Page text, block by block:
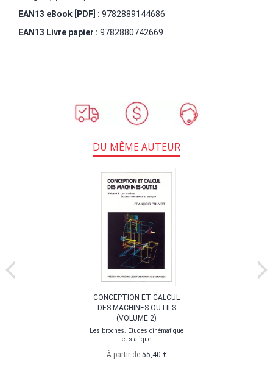
EAN13 eBook [PDF] : 9782889144686
EAN13 Livre papier : 9782880742669
DU MÊME AUTEUR
CONCEPTION ET CALCUL
DES MACHINES-OUTILS
(VOLUME 2)
Les broches. Etudes cinématique
et statique
À partir de 55,40 €